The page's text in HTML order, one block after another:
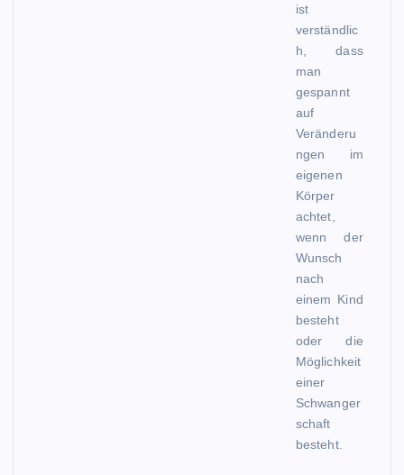
ist
verständlic
h, dass
man
gespannt
auf
Veränderu
ngen im
eigenen
Körper
achtet,
wenn der
Wunsch
nach
einem Kind
besteht
oder die
Möglichkeit
einer
Schwanger
schaft
besteht.